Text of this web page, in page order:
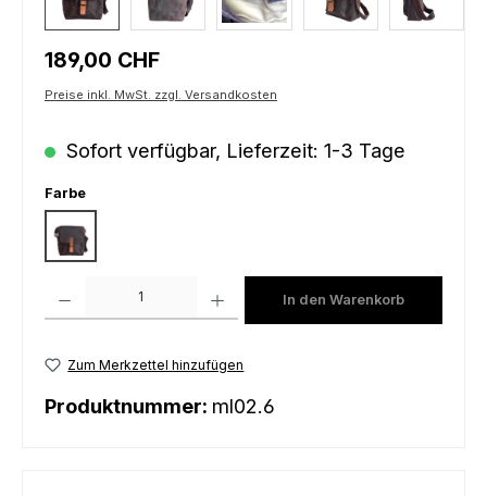
Regulärer Preis:
189,00 CHF
Preise inkl. MwSt. zzgl. Versandkosten
Sofort verfügbar, Lieferzeit: 1-3 Tage
Farbeauswählen
antico brown
In den Warenkorb
Zum Merkzettel hinzufügen
Produktnummer: ml02.6